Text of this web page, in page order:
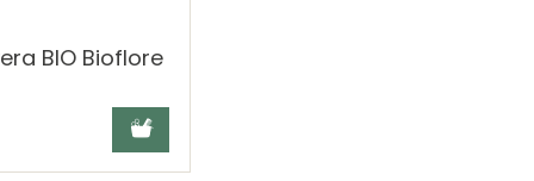
BIO Bioflore
Ajouter au panier